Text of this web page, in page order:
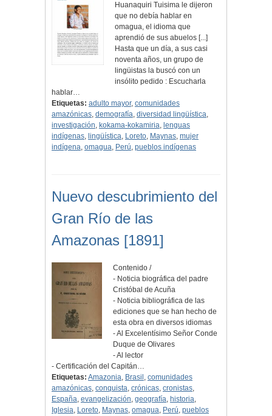
Huanaquiri Tuisima le dijeron
que no debía hablar en
omagua, el idioma que
aprendió de sus abuelos [...]
Hasta que un día, a sus casi
noventa años, un grupo de
lingüistas la buscó con un
insólito pedido : Escucharla
hablar…
Etiquetas: adulto mayor, comunidades
amazónicas, demografía, diversidad lingüística,
investigación, kokama-kokamiria, lenguas
indígenas, lingüística, Loreto, Maynas, mujer
indígena, omagua, Perú, pueblos indígenas
Nuevo descubrimiento del
Gran Río de las
Amazonas [1891]
Contenido /
- Noticia biográfica del padre
Cristóbal de Acuña
- Noticia bibliográfica de las
ediciones que se han hecho de
esta obra en diversos idiomas
- Al Excelentísimo Señor Conde
Duque de Olivares
- Al lector
- Certificación del Capitán…
Etiquetas: Amazonia, Brasil , comunidades
amazónicas, conquista, crónicas, cronistas,
España, evangelización, geografía, historia,
Iglesia, Loreto, Maynas, omagua, Perú, pueblos